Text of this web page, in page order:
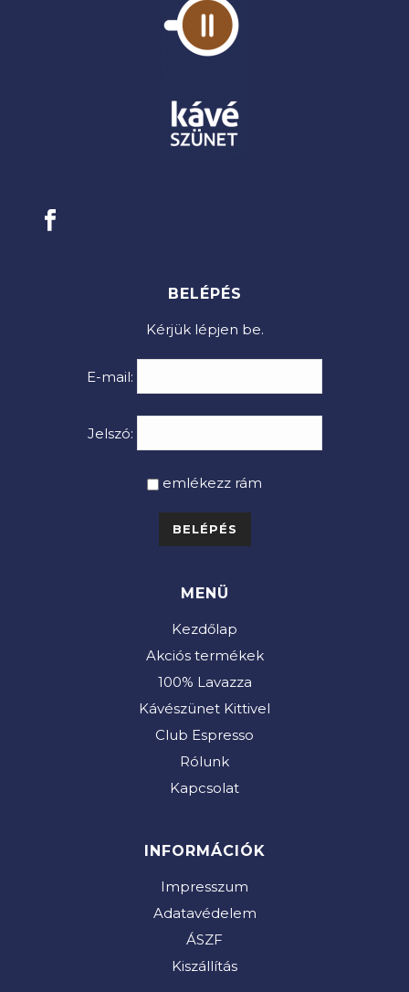
BELÉPÉS
Kérjük lépjen be.
E-mail:
Jelszó:
emlékezz rám
MENÜ
Kezdőlap
Akciós termékek
100% Lavazza
Kávészünet Kittivel
Club Espresso
Rólunk
Kapcsolat
INFORMÁCIÓK
Impresszum
Adatavédelem
ÁSZF
Kiszállítás